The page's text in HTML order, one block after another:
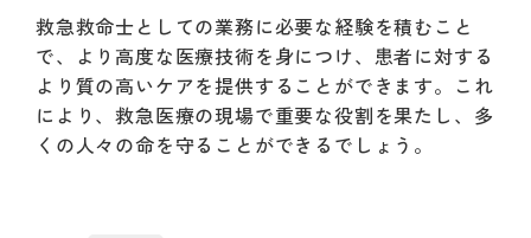
救急救命士としての業務に必要な経験を積むこと
で、より高度な医療技術を身につけ、患者に対する
より質の高いケアを提供することができます。これ
により、救急医療の現場で重要な役割を果たし、多
くの人々の命を守ることができるでしょう。